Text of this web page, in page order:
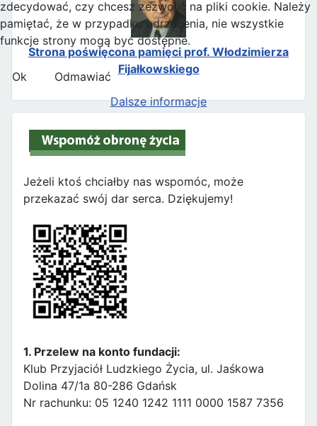
Strona poświęcona pamięci prof. Włodzimierza
Fijałkowskiego
Jeżeli ktoś chciałby nas wspomóc, może
przekazać swój dar serca. Dziękujemy!
1. Przelew na konto fundacji:
Klub Przyjaciół Ludzkiego Życia, ul. Jaśkowa
Dolina 47/1a 80-286 Gdańsk
Nr rachunku: 05 1240 1242 1111 0000 1587 7356
zdecydować, czy chcesz zezwolić na pliki cookie. Należy
pamiętać, że w przypadku odrzucenia, nie wszystkie
funkcje strony mogą być dostępne.
Ok
Odmawiać
Dalsze informacje